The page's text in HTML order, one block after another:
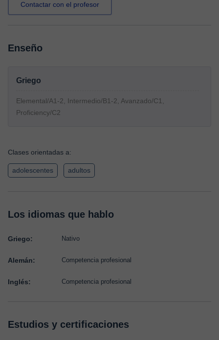
Contactar con el profesor
Enseño
Griego
Elemental/A1-2, Intermedio/B1-2, Avanzado/C1,
Proficiency/C2
Clases orientadas a:
adolescentes adultos
Los idiomas que hablo
Griego: Nativo
Alemán: Competencia profesional
Inglés: Competencia profesional
Estudios y certificaciones